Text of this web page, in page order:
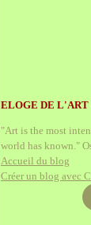
ELOGE DE L'ART
"Art is the most
world has known."
Accueil du blog
Créer un blog avec